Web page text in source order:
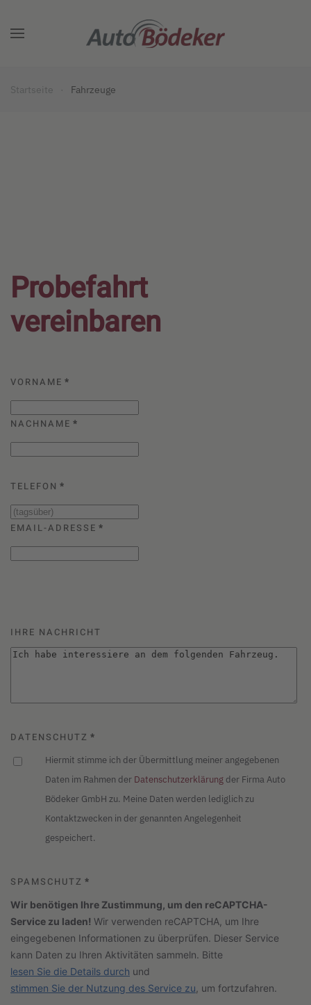
Zum Hauptinhalt springen
Startseite Fahrzeuge
Probefahrt
vereinbaren
VORNAME *
NACHNAME *
TELEFON *
EMAIL-ADRESSE *
IHRE NACHRICHT
DATENSCHUTZ *
Hiermit stimme ich der Übermittlung meiner angegebenen
Daten im Rahmen der Datenschutzerklärung der Firma Auto
Bödeker GmbH zu. Meine Daten werden lediglich zu
Kontaktzwecken in der genannten Angelegenheit
gespeichert.
SPAMSCHUTZ *
Wir benötigen Ihre Zustimmung, um den reCAPTCHA-
Service zu laden! Wir verwenden reCAPTCHA, um Ihre
eingegebenen Informationen zu überprüfen. Dieser Service
kann Daten zu Ihren Aktivitäten sammeln. Bitte
lesen Sie die Details durch und
stimmen Sie der Nutzung des Service zu , um fortzufahren.